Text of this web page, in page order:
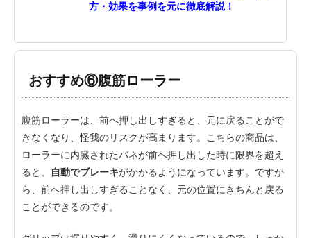
方・効果を事例を元に徹底解説！
おすすめ⑥腹筋ローラー
腹筋ローラーは、前へ押し出しすぎると、元に戻ることがで
きなくなり、怪我のリスクが高まります。こちらの商品は、
ローラーに内臓されたバネが前へ押し出した時に限界を超え
ると、
自動でブレーキがかかるようになっています。ですか
ら、前へ押し出しすぎることなく、元の位置にきちんと戻る
ことができるのです。